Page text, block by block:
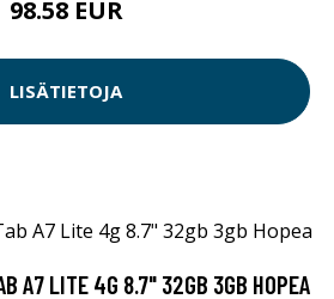
98.58 EUR
LISÄTIETOJA
A7 LITE 4G 8.7" 32GB 3GB HOPEA